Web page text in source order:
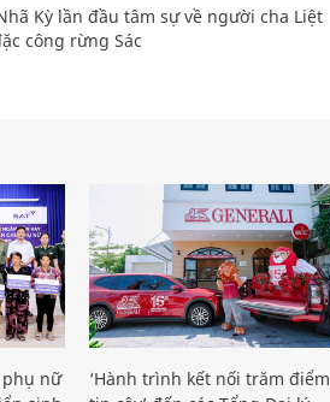
Kỳ lần đầu tâm sự về người cha Liệt
công rừng Sác
phụ nữ
‘Hành trình kết nối trăm điểm